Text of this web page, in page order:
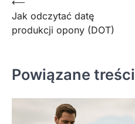
Nawigacja
wpisu
Jak odczytać datę
produkcji opony (DOT)
Powiązane treści